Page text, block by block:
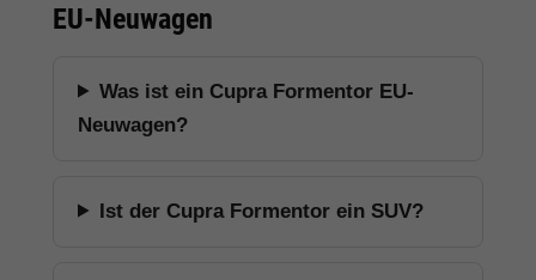
EU-Neuwagen
Was ist ein Cupra Formentor EU-
Neuwagen?
Ist der Cupra Formentor ein SUV?